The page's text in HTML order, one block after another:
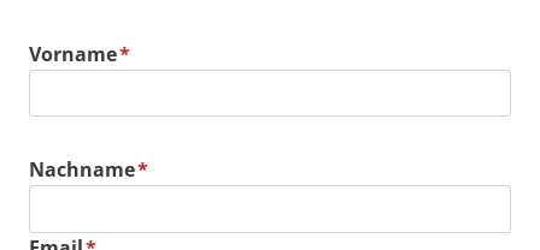
Vorname*
Nachname*